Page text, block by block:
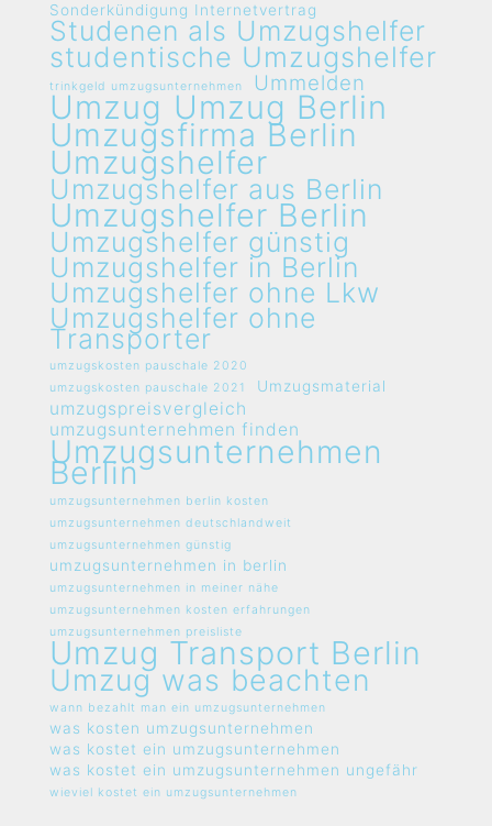
Sonderkündigung Internetvertrag
Studenen als Umzugshelfer
studentische Umzugshelfer
trinkgeld umzugsunternehmen Ummelden
Umzug Umzug Berlin
Umzugsfirma Berlin
Umzugshelfer
Umzugshelfer aus Berlin
Umzugshelfer Berlin
Umzugshelfer günstig
Umzugshelfer in Berlin
Umzugshelfer ohne Lkw
Umzugshelfer ohne
Transporter
umzugskosten pauschale 2020
umzugskosten pauschale 2021
Umzugsmaterial
umzugspreisvergleich
umzugsunternehmen finden
Umzugsunternehmen
Berlin
umzugsunternehmen berlin kosten
umzugsunternehmen deutschlandweit
umzugsunternehmen günstig
umzugsunternehmen in berlin
umzugsunternehmen in meiner nähe
umzugsunternehmen kosten erfahrungen
umzugsunternehmen preisliste
Umzug Transport Berlin
Umzug was beachten
wann bezahlt man ein umzugsunternehmen
was kosten umzugsunternehmen
was kostet ein umzugsunternehmen
was kostet ein umzugsunternehmen ungefähr
wieviel kostet ein umzugsunternehmen